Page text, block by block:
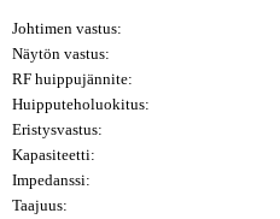
Johtimen vastus:
Näytön vastus:
RF huippujännite:
Huipputeholuokitus:
Eristysvastus:
Kapasiteetti:
Impedanssi:
Taajuus: